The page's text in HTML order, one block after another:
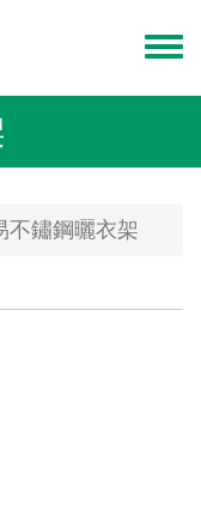
menu
不鏽鋼曬衣架